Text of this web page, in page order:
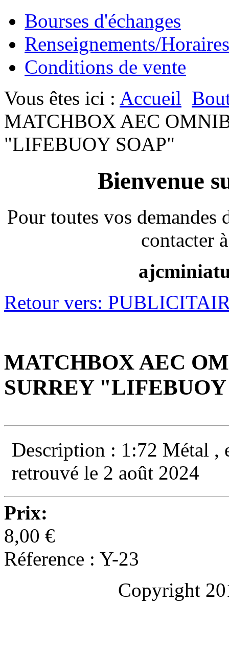
Bourses d'échanges
Renseignements/Horaires
Conditions de vente
Vous êtes ici : Accueil
MATCHBOX AEC
"LIFEBUOY SOAP"
Bienvenue
Pour toutes vos
contacter
Retour vers:
MATCHBOX AEC
SURREY
Description : 1:72 Métal ,
retrouvé le 2 août 2024
Prix:
8,00 €
Réference : Y-23
Copyright